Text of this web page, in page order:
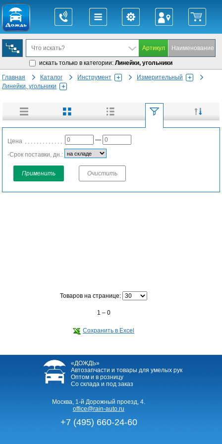
искать только в категории: Линейки, угольники
Главная Каталог Инструмент
Измерительный
Линейки, угольники
Цена —
-Срок поставки, дн.:
Применить Очистить
Товаров на странице:
1 – 0
Сохранить в Excel
«ДОЖДЬ»
Автозапчасти и товары для умелых рук
Оптом и в розницу
Со склада и под заказ
Москва, 1-й Дорожный проезд, 4.
office@rain-auto.ru
+7 (495) 660-24-60